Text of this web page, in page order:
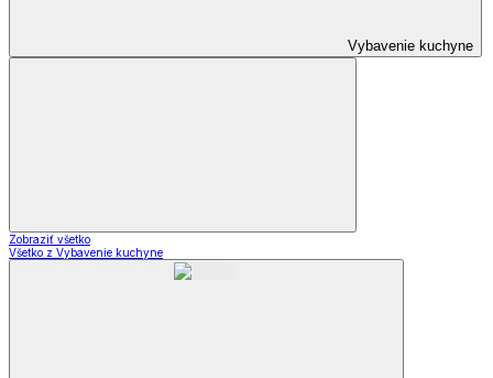
Vybavenie kuchyne
Zobraziť všetko
Všetko z Vybavenie kuchyne